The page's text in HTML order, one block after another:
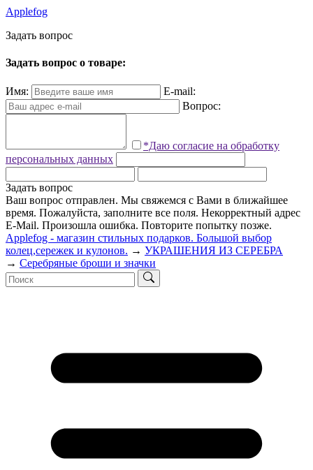
Applefog
Задать вопрос
Задать вопрос о товаре:
Имя:
E-mail:
Вопрос:
*Даю согласие на обработку
персональных данных
Задать вопрос
Ваш вопрос отправлен. Мы свяжемся с Вами в ближайшее
время. Пожалуйста, заполните все поля. Некорректный адрес
E-Mail. Произошла ошибка. Повторите попытку позже.
Applefog - магазин стильных подарков. Большой выбор
колец,сережек и кулонов. → УКРАШЕНИЯ ИЗ СЕРЕБРА
→ Серебряные броши и значки